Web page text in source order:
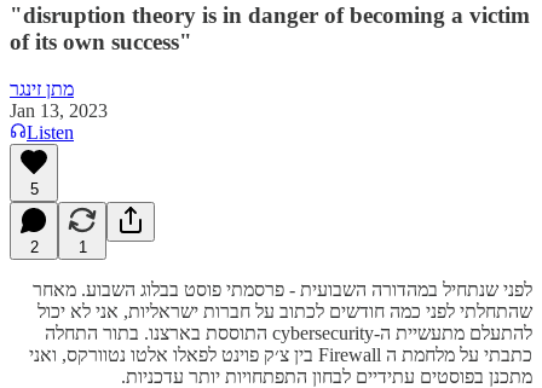
"disruption theory is in danger of becoming a victim
of its own success"
מתן זינגר
Jan 13, 2023
Listen
5
2 1
לפני שנתחיל במהדורה השבועית - פרסמתי פוסט בבלוג השבוע. מאחר
שהתחלתי לפני כמה חודשים לכתוב על חברות ישראליות, אני לא יכול
להתעלם מתעשיית ה-cybersecurity התוססת בארצנו. בתור התחלה
כתבתי על מלחמת ה Firewall בין צ׳ק פוינט לפאלו אלטו נטוורקס, ואני
מתכנן בפוסטים עתידיים לבחון התפתחויות יותר עדכניות.